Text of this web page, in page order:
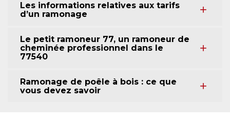
Les informations relatives aux tarifs
d’un ramonage
Le petit ramoneur 77, un ramoneur de
cheminée professionnel dans le
77540
Ramonage de poêle à bois : ce que
vous devez savoir